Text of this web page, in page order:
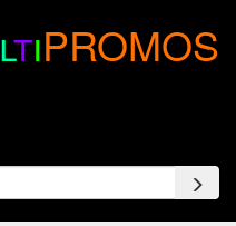
ltiPROMOS